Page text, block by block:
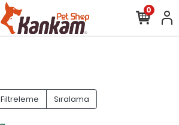
0
Filtreleme Sıralama